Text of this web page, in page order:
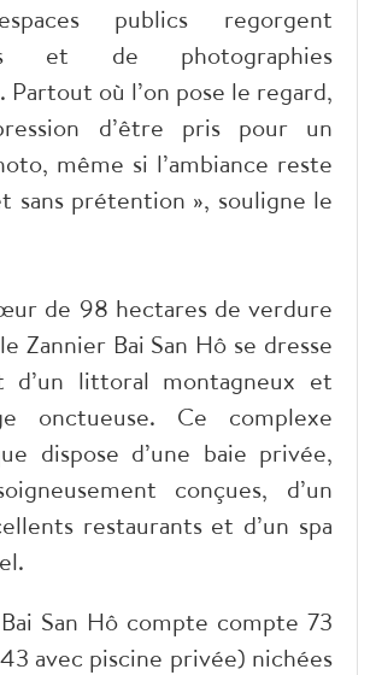
publics regorgent
et de photographies
Partout où l’on pose le regard,
d’être pris pour un
même si l’ambiance reste
sans prétention », souligne le
de 98 hectares de verdure
Zannier Bai San Hô se dresse
d’un littoral montagneux et
onctueuse. Ce complexe
dispose d’une baie privée,
conçues, d’un
restaurants et d’un spa
San Hô compte compte 73
avec piscine privée) nichées